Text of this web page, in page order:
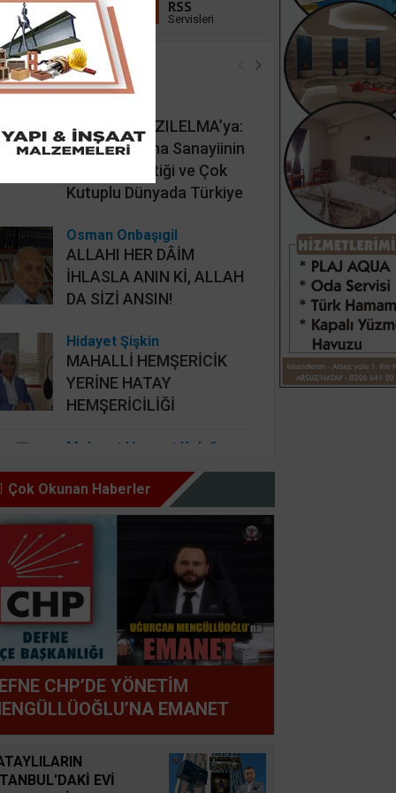
Linkedin
Takip Et
RSS
Servisleri
Yazarları
KAAN’dan KIZILELMA’ya:
Türk Savunma Sanayiinin
Yeni Jeopolitiği ve Çok
Kutuplu Dünyada Türkiye
Osman Onbaşıgil
ALLAHI HER DÂİM
İHLASLA ANIN Kİ, ALLAH
DA SİZİ ANSIN!
Hidayet Şişkin
MAHALLİ HEMŞERİCİK
YERİNE HATAY
HEMŞERİCİLİĞİ
Mehmet Haşmet Kolağası
BAŞARININ MUTLULUĞUN
ANAHTARI VE KANAAT
Nursel Cengiz Seçer
GÜZEL İNSAN ŞARTI BU,
HAZ OLMAZ DAR’A KARŞI
BİR BAŞIMIZI KALDIRIP
YAPILAN ANLAŞMALARI
GÖREBİLSEK
Çok Okunan Haberler
CHP’DE YÖNETİM
EMANET
EVİ